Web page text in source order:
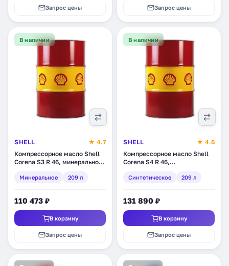
Запрос цены Запрос цены
В наличии
SHELL
★ 4.7
Компрессорное масло Shell
Corena S3 R 46, минеральное,
Минеральное 209 л
110 473 ₽
В корзину
Запрос цены
В наличии
SHELL
★ 4.6
Компрессорное масло Shell
Corena S4 R 46,
(550026202)
Синтетическое 209 л
131 890 ₽
В корзину
Запрос цены